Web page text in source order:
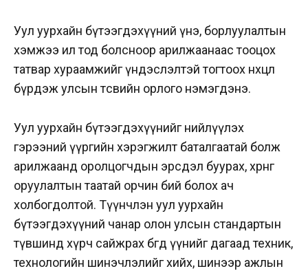
Уул уурхайн бүтээгдэхүүний үнэ, борлуулалтын
хэмжээ ил тод болсноор арилжаанаас тооцох
татвар хураамжийг үндэслэлтэй тогтоох нөхцөл
бүрдэж улсын төсвийн орлого нэмэгдэнэ.
Уул уурхайн бүтээгдэхүүнийг нийлүүлэх
гэрээний үүргийн хэрэгжилт баталгаатай болж
арилжаанд оролцогчдын эрсдэл буурах, хөрөнгө
оруулалтын таатай орчин бий болох ач
холбогдолтой. Түүнчлэн уул уурхайн
бүтээгдэхүүний чанар олон улсын стандартын
түвшинд хүрч сайжрах бөгөөд үүнийг дагаад техник,
технологийн шинэчлэлийг хийх, шинээр ажлын